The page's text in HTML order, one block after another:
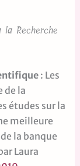
Recherche
: Les
de la
études sur la
meilleure
la banque
Laura